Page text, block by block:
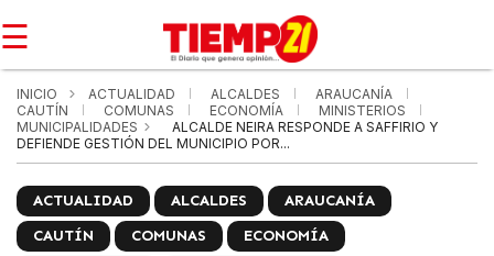
☰
INICIO ACTUALIDAD ALCALDES
ARAUCANÍA
CAUTÍN
COMUNAS ECONOMÍA
MINISTERIOS
MUNICIPALIDADES
ALCALDE NEIRA RESPONDE A SAFFIRIO Y
DEFIENDE GESTIÓN DEL MUNICIPIO POR...
ACTUALIDAD ALCALDES
ARAUCANÍA
CAUTÍN
COMUNAS
ECONOMÍA